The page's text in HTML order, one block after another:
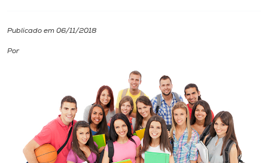
Rádio
Publicado em 06/11/2018
Por